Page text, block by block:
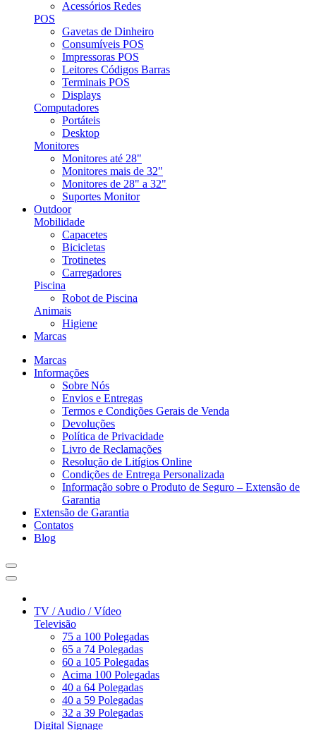
Acessórios Redes
POS
Gavetas de Dinheiro
Consumíveis POS
Impressoras POS
Leitores Códigos Barras
Terminais POS
Displays
Computadores
Portáteis
Desktop
Monitores
Monitores até 28"
Monitores mais de 32"
Monitores de 28" a 32"
Suportes Monitor
Outdoor
Mobilidade
Capacetes
Bicicletas
Trotinetes
Carregadores
Piscina
Robot de Piscina
Animais
Higiene
Marcas
Marcas
Informações
Sobre Nós
Envios e Entregas
Termos e Condições Gerais de Venda
Devoluções
Política de Privacidade
Livro de Reclamações
Resolução de Litígios Online
Condições de Entrega Personalizada
Informação sobre o Produto de Seguro – Extensão de
Garantia
Extensão de Garantia
Contatos
Blog
TV / Audio / Vídeo
Televisão
75 a 100 Polegadas
65 a 74 Polegadas
60 a 105 Polegadas
Acima 100 Polegadas
40 a 64 Polegadas
40 a 59 Polegadas
32 a 39 Polegadas
Digital Signage